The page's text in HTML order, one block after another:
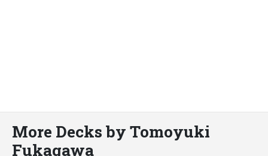
More Decks by Tomoyuki
Fukagawa